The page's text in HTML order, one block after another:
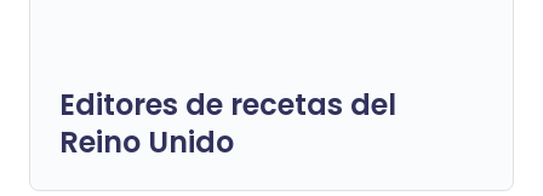
Editores de recetas del
Reino Unido